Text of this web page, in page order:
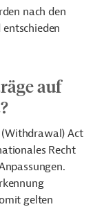
nach den
auf
(Withdrawal) Act
Recht
gelten